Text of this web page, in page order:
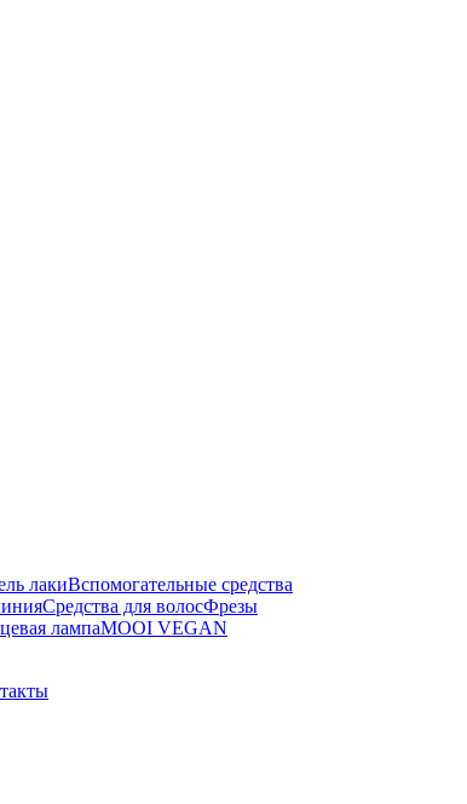
лакиВспомогательные средства
Средства для волосФрезы
лампаMOOI VEGAN